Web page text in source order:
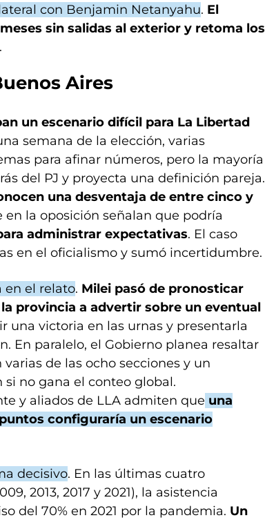
con Benjamin Netanyahu. El
sin salidas al exterior y retoma los
.
Aires
un escenario difícil para La Libertad
semana de la elección, varias
para afinar números, pero la mayoría
del PJ y proyecta una definición pareja.
una desventaja de entre cinco y
en la oposición señalan que podría
administrar expectativas. El caso
en el oficialismo y sumó incertidumbre.
en el relato. Milei pasó de pronosticar
provincia a advertir sobre un eventual
una victoria en las urnas y presentarla
En paralelo, el Gobierno planea resaltar
de las ocho secciones y un
no gana el conteo global.
y aliados de LLA admiten que una
configuraría un escenario
decisivo. En las últimas cuatro
2013, 2017 y 2021), la asistencia
del 70% en 2021 por la pandemia. Un